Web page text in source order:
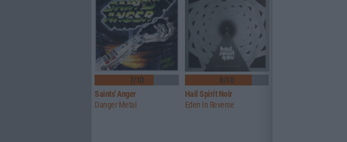
7/10
Saints' Anger
Danger Metal
8/10
Hail Spirit Noir
Eden In Reverse